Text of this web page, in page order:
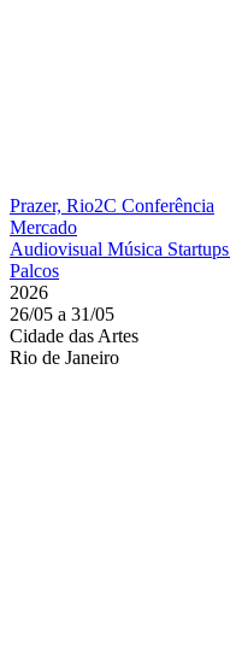
Prazer, Rio2C Conferência
Mercado
Audiovisual Música Startups
Palcos
2026
26/05 a 31/05
Cidade das Artes
Rio de Janeiro